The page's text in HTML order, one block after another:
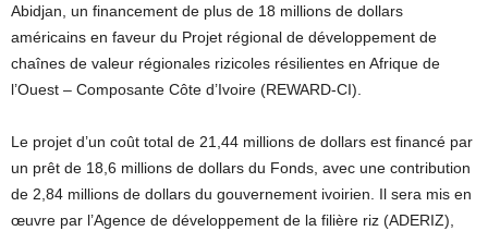
Abidjan, un financement de plus de 18 millions de dollars
américains en faveur du Projet régional de développement de
chaînes de valeur régionales rizicoles résilientes en Afrique de
l’Ouest – Composante Côte d’Ivoire (REWARD-CI).
Le projet d’un coût total de 21,44 millions de dollars est financé par
un prêt de 18,6 millions de dollars du Fonds, avec une contribution
de 2,84 millions de dollars du gouvernement ivoirien. Il sera mis en
œuvre par l’Agence de développement de la filière riz (ADERIZ),